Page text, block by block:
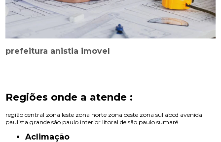
prefeitura anistia imovel
Regiões onde a atende :
região central zona leste zona norte zona oeste zona sul abcd avenida
paulista grande são paulo interior litoral de são paulo sumaré
Aclimação